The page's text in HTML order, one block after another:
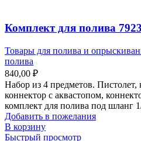
Комплект для полива
Товары для полива и
полива
840,00 ₽
Набор из 4 предметов. Пистолет,
коннектор с аквастопом,
комплект для полива под шланг
Добавить в пожелания
В корзину
Быстрый просмотр